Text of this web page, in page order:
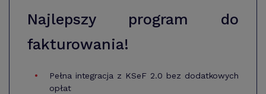
Najlepszy program do
fakturowania!
Pełna integracja z KSeF 2.0 bez dodatkowych
opłat